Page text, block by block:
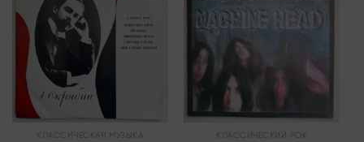
wishlist
КЛАССИЧЕСКАЯ МУЗЫКА КЛАССИЧЕСКИЙ РОК